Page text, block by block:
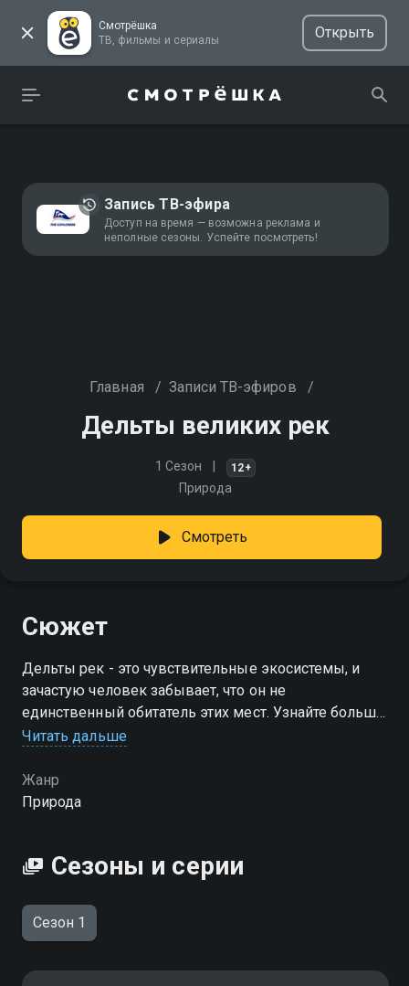
Смотрёшка
ТВ, фильмы и сериалы
Открыть
Запись ТВ-эфира
Доступ на время — возможна реклама и
неполные сезоны. Успейте посмотреть!
Главная / Записи ТВ-эфиров /
Дельты великих рек
1 Сезон 12+
Природа
Смотреть
Сюжет
Дельты рек - это чувствительные экосистемы, и
зачастую человек забывает, что он не
единственный обитатель этих мест. Узнайте больше
об удивительном биоразнообразии, текущем
планеты
Читать дальше
Жанр
Природа
Сезоны и серии
Сезон 1